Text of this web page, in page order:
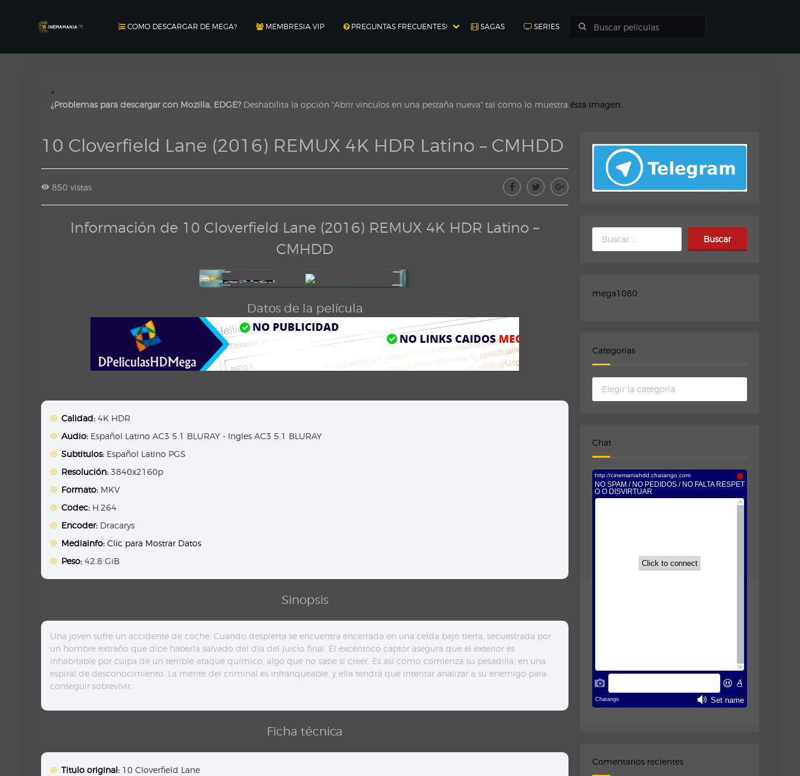
COMO DESCARGAR DE MEGA? MEMBRESIA VIP PREGUNTAS FRECUENTES! SAGAS SERIES
×
¿Problemas para descargar con Mozilla, EDGE? Deshabilita la opción "Abrir vinculos en una pestaña nueva" tal como lo muestra ésta imagen.
10 Cloverfield Lane (2016) REMUX 4K HDR Latino – CMHDD
850 vistas
Información de 10 Cloverfield Lane (2016) REMUX 4K HDR Latino –
CMHDD
Datos de la película
Calidad: 4K HDR
Audio: Español Latino AC3 5.1 BLURAY - Ingles AC3 5.1 BLURAY
Subtitulos: Español Latino PGS
Resolución: 3840x2160p
Formato: MKV
Codec: H.264
Encoder: Dracarys
Mediainfo: Clic para Mostrar Datos
Peso: 42.8 GiB
Sinopsis
Una joven sufre un accidente de coche. Cuando despierta se encuentra encerrada en una celda bajo tierra, secuestrada por
un hombre extraño que dice haberla salvado del día del juicio final. El excéntrico captor asegura que el exterior es
inhabitable por culpa de un terrible ataque químico, algo que no sabe si creer. Es así como comienza su pesadilla, en una
espiral de desconocimiento. La mente del criminal es infranqueable, y ella tendrá que intentar analizar a su enemigo para
conseguir sobrevivir.
Ficha técnica
Titulo original: 10 Cloverfield Lane
Buscar:
mega1080
Categorias
Categorias
Chat
Comentarios recientes